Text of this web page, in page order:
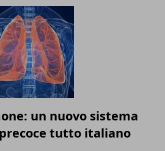
un nuovo sistema
tutto italiano